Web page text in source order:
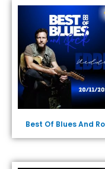
Best Of Blues And